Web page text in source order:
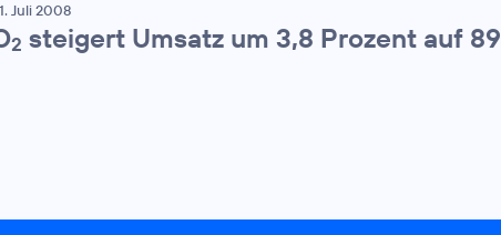
Juli 2008
2 steigert Umsatz um 3,8 Prozent auf